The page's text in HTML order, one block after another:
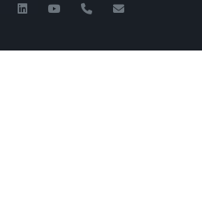
InstagramLinkedInYouTube+961 (1) 421 000